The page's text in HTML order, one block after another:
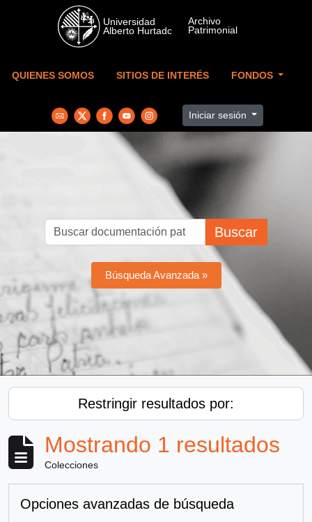
Skip to main content
QUIENES SOMOS SITIOS DE INTERÉS FONDOS
Iniciar sesión
Buscar
Búsqueda Avanzada »
Restringir resultados por:
Mostrando 1 resultados
Colecciones
Opciones avanzadas de búsqueda